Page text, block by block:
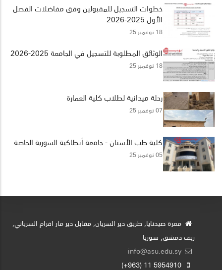
خطوات التسجيل للمقبولين وفق مفاضلات الفصل
الأول 2025-2026
18 نوفمبر 25
الوثائق المطلوبة للتسجيل في الجامعة 2025-2026
18 نوفمبر 25
رحلة ميدانية لطلاب كلية العمارة
07 نوفمبر 25
كلية طب الأسنان - جامعة أنطاكية السورية الخاصة
05 نوفمبر 25
معرة صيدنايا, طريق دير السريان, مقابل دير مار افرام السرياني,
ريف دمشق, سوريا